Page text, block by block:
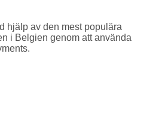
hjälp av den mest populära
i Belgien genom att använda